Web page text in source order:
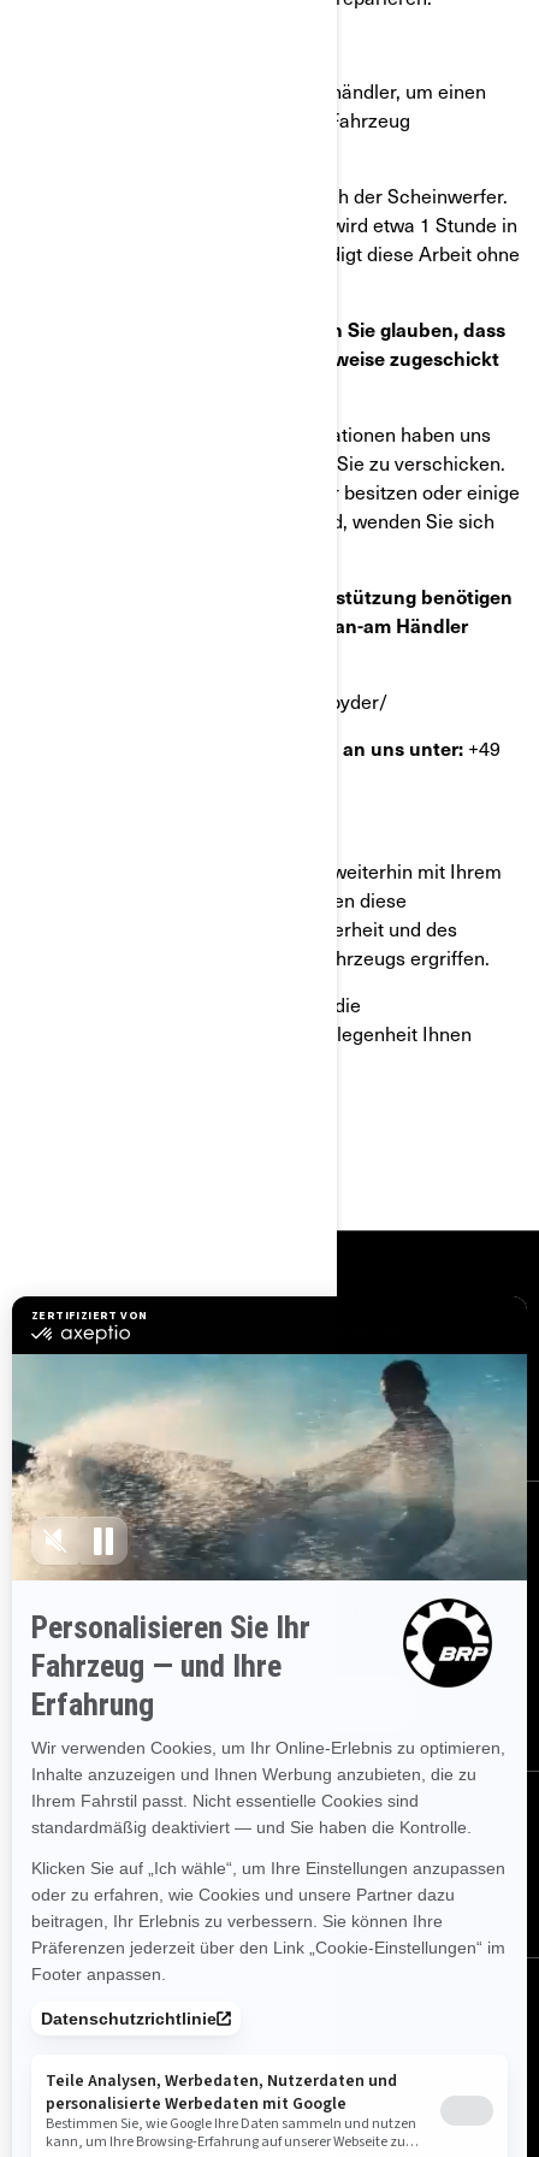
Kontaktieren Sie Ihren BRP Vertragshändler, um einen
Termin für die Reparatur von Ihrem Fahrzeug
Die Lösung besteht in dem Austausch der Scheinwerfer.
Die Durchführung dieser Reparatur wird etwa 1 Stunde in
Anspruch nehmen.Der Händler erledigt diese Arbeit ohne
Was sollten Sie unternehmen, wenn Sie glauben, dass
Ihnen diese Mitteilung fälschlicherweise zugeschickt
Die uns derzeit vorliegenden Informationen haben uns
dazu veranlasst, diese Mitteilung an Sie zu verschicken.
Falls Sie dieses Fahrzeug nicht mehr besitzen oder einige
Daten in dieser Mitteilung falsch sind, wenden Sie sich
Wenn Sie Fragen haben oder Unterstützung benötigen
oder Ihren nächstgelegenen BRP Can-am Händler
http://de.brp.com/spyder/
Oder wenden Sie sich telefonisch an uns unter: +49
Wir legen viel Wert darauf, dass Sie weiterhin mit Ihrem
BRP-Produkt zufrieden sind. Wir haben diese
Maßnahmen im Interesse Ihrer Sicherheit und des
ordnungsgemäßen Betriebs Ihres Fahrzeugs ergriffen.
Wir entschuldigen uns aufrichtig für die
Unannehmlichkeiten, die diese Angelegenheit Ihnen
Kundenservice
Sicherheitsrückrufe
Karriere
BRP Experiences
BESTELLEN
Melden Sie sich für unsere E-Mails an.Lassen Sie sich immer
sofort über aktuelle Ereignisse, Neuigkeiten und Transaktionen
informieren.
FOLGEN SIE UNS